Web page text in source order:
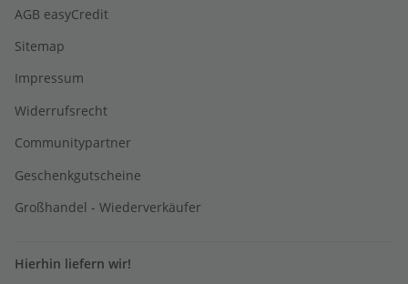
AGB easyCredit
Sitemap
Impressum
Widerrufsrecht
Communitypartner
Geschenkgutscheine
Großhandel - Wiederverkäufer
Hierhin liefern wir!